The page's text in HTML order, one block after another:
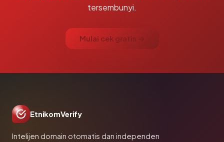
tersembunyi.
Mulai cek gratis →
EtnikomVerify
Intelijen domain otomatis dan independen